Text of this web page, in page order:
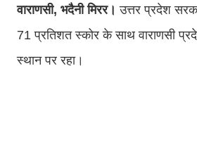
वाराणसी, भदैनी मिरर।उत्तर प्रदेश
71 प्रतिशत स्कोर के साथ वाराणसी
स्थान पर रहा।